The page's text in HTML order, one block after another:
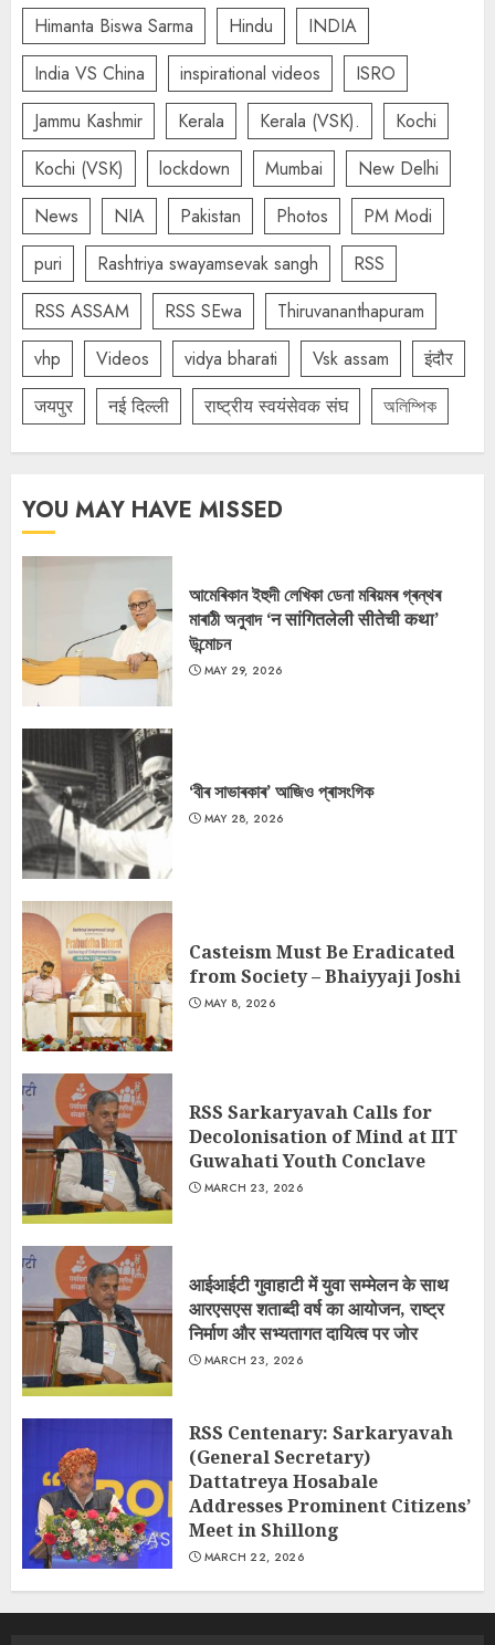
Himanta Biswa Sarma
Hindu
INDIA
India VS China
inspirational videos
ISRO
Jammu Kashmir
Kerala Kerala (VSK).
Kochi
Kochi (VSK)
lockdown Mumbai
New Delhi
News
NIA Pakistan Photos
PM Modi
puri
Rashtriya swayamsevak sangh
RSS
RSS ASSAM
RSS SEwa
Thiruvananthapuram
vhp
Videos vidya bharati Vsk assam
इंदौर
जयपुर
नई दिल्ली राष्ट्रीय स्वयंसेवक संघ অলিম্পিক
YOU MAY HAVE MISSED
আমেৰিকান ইহুদী লেখিকা ডেনা মৰিয়মৰ গ্ৰন্থৰ
মাৰাঠী অনুবাদ ‘न सांगितलेली सीतेची कथा’
উন্মোচন
MAY 29, 2026
‘বীৰ সাভাৰকাৰ’ আজিও প্ৰাসংগিক
MAY 28, 2026
Casteism Must Be Eradicated
from Society – Bhaiyyaji Joshi
MAY 8, 2026
RSS Sarkaryavah Calls for
Decolonisation of Mind at IIT
Guwahati Youth Conclave
MARCH 23, 2026
आईआईटी गुवाहाटी में युवा सम्मेलन के साथ
आरएसएस शताब्दी वर्ष का आयोजन, राष्ट्र
निर्माण और सभ्यतागत दायित्व पर जोर
MARCH 23, 2026
RSS Centenary: Sarkaryavah
(General Secretary)
Dattatreya Hosabale
Addresses Prominent Citizens’
Meet in Shillong
MARCH 22, 2026